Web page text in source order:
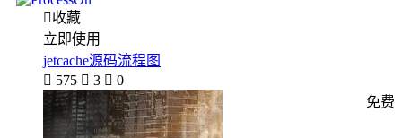
收藏
立即使用
jetcache源码流程图
 575  3  0
免费